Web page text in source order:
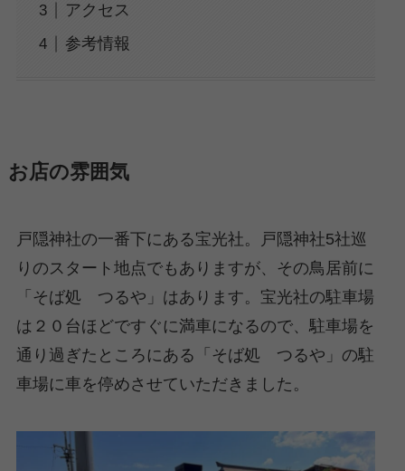
アクセス
参考情報
お店の雰囲気
戸隠神社の一番下にある宝光社。戸隠神社5社巡
りのスタート地点でもありますが、その鳥居前に
「そば処 つるや」はあります。宝光社の駐車場
は２０台ほどですぐに満車になるので、駐車場を
通り過ぎたところにある「そば処 つるや」の駐
車場に車を停めさせていただきました。